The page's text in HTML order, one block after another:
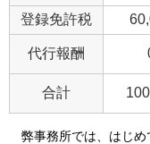
登録免許税
代行報酬
合計
弊事務所では、はじめ